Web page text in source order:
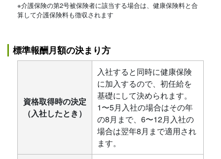
※介護保険の第2号被保険者に該当する場合は、健康保険料と合
算して介護保険料も徴収されます
標準報酬月額の決まり方
資格取得時の決定
（入社したとき）
入社すると同時に健康保険
に加入するので、初任給を
基礎にして決められます。
1〜5月入社の場合はその年
の8月まで、6〜12月入社の
場合は翌年8月まで適用され
ます。